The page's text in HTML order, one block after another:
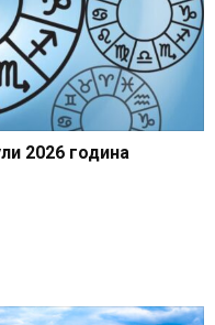
2026 година